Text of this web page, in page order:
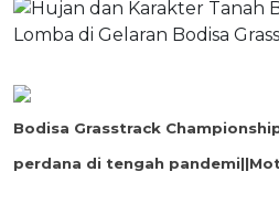
Bodisa Grasstrack
perdana di tengah